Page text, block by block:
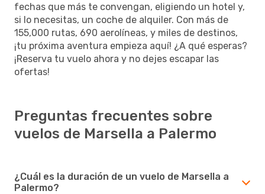
fechas que más te convengan, eligiendo un hotel y,
si lo necesitas, un coche de alquiler. Con más de
155,000 rutas, 690 aerolíneas, y miles de destinos,
¡tu próxima aventura empieza aquí! ¿A qué esperas?
¡Reserva tu vuelo ahora y no dejes escapar las
ofertas!
Preguntas frecuentes sobre
vuelos de Marsella a Palermo
¿Cuál es la duración de un vuelo de Marsella a
Palermo?